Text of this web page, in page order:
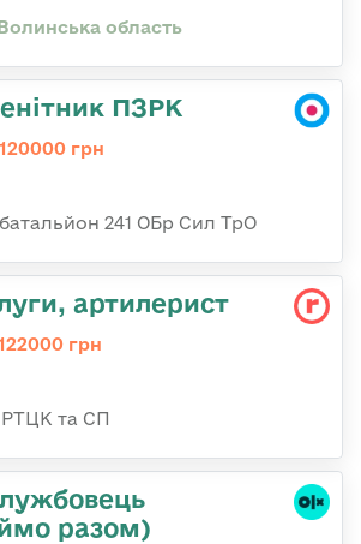
область
ПЗРК
грн
241 ОБр Сил ТрО
артилерист
грн
РТЦК та СП
разом)